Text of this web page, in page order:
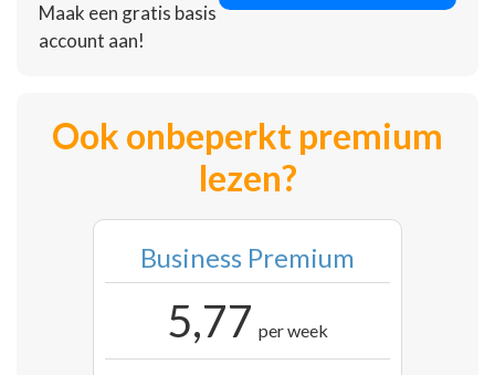
Maak een gratis basis
account aan!
Ook onbeperkt premium
lezen?
Business Premium
5,77 per week